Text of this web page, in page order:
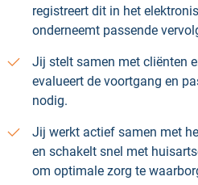
registreert dit in het
onderneemt passende
Jij stelt samen met cliënten
evalueert de voortgang en
nodig.
Jij werkt actief samen met
en schakelt snel met
om optimale zorg te